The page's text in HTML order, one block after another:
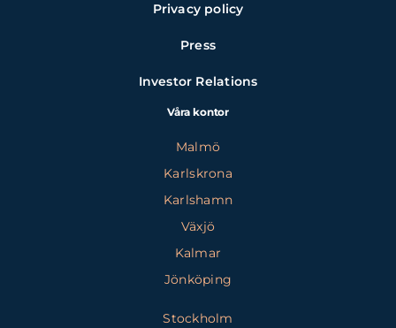
Privacy policy
Press
Investor Relations
Våra kontor
Malmö
Karlskrona
Karlshamn
Växjö
Kalmar
Jönköping
Stockholm